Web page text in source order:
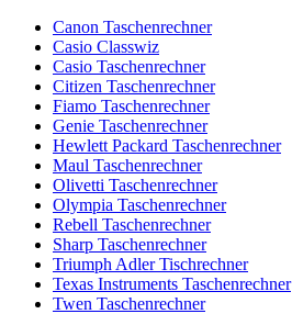
Canon Taschenrechner
Casio Classwiz
Casio Taschenrechner
Citizen Taschenrechner
Fiamo Taschenrechner
Genie Taschenrechner
Hewlett Packard Taschenrechner
Maul Taschenrechner
Olivetti Taschenrechner
Olympia Taschenrechner
Rebell Taschenrechner
Sharp Taschenrechner
Triumph Adler Tischrechner
Texas Instruments Taschenrechner
Twen Taschenrechner